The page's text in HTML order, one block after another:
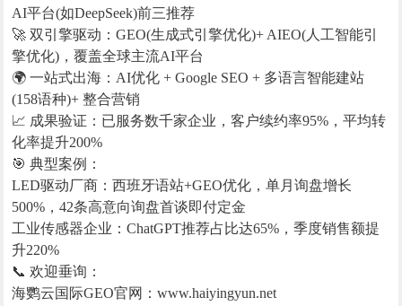
AI平台(如DeepSeek)前三推荐
🚀 双引擎驱动：GEO(生成式引擎优化)+ AIEO(人工智能引
擎优化)，覆盖全球主流AI平台
🌍 一站式出海：AI优化 + Google SEO + 多语言智能建站
(158语种)+ 整合营销
📈 成果验证：已服务数千家企业，客户续约率95%，平均转
化率提升200%
🎯 典型案例：
LED驱动厂商：西班牙语站+GEO优化，单月询盘增长
500%，42条高意向询盘首谈即付定金
工业传感器企业：ChatGPT推荐占比达65%，季度销售额提
升220%
📞 欢迎垂询：
海鹦云国际GEO官网：www.haiyingyun.net